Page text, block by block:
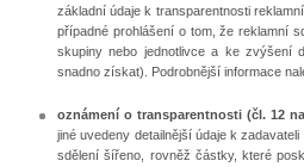
základní údaje k transparentnosti
případné prohlášení o tom, že reklamní
skupiny nebo jednotlivce a ke zvýšení
snadno získat). Podrobnější informace
oznámení o transparentnosti (čl. 12
jiné uvedeny detailnější údaje k
sdělení šířeno, rovněž částky, které